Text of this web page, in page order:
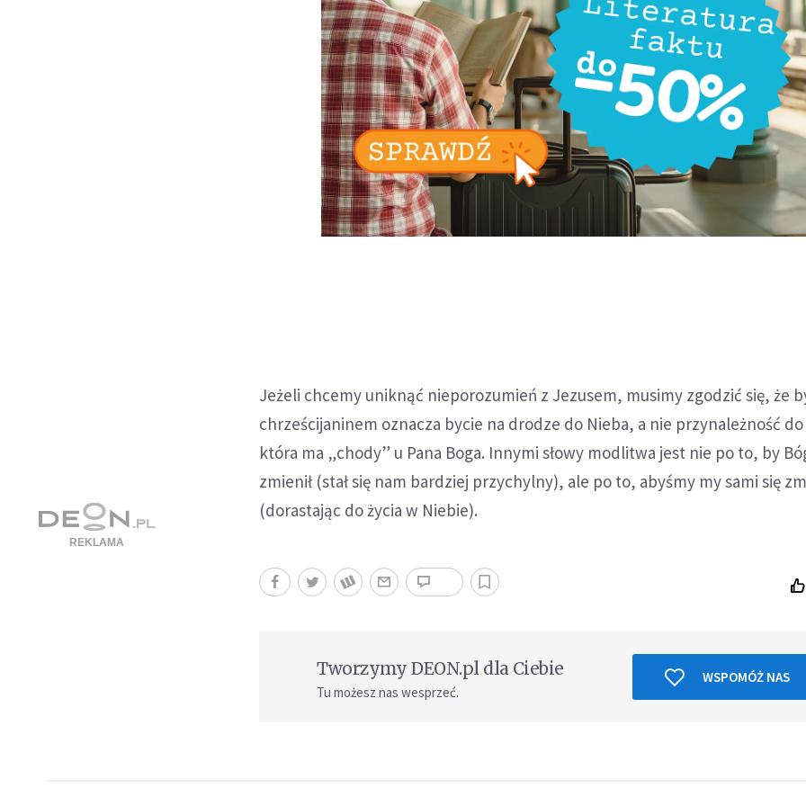
Jeżeli chcemy uniknąć nieporozumień z Jezusem, musimy zgodzić się, że
chrześcijaninem oznacza bycie na drodze do Nieba, a nie przynależność
która ma „chody” u Pana Boga. Innymi słowy modlitwa jest nie po to, by
zmienił (stał się nam bardziej przychylny), ale po to, abyśmy my sami się
(dorastając do życia w Niebie).
Tworzymy DEON.pl dla Ciebie
Tu możesz nas wesprzeć.
WSPOMÓŻ NAS